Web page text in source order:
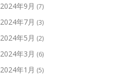
2024年9月 (7)
2024年7月 (3)
2024年5月 (2)
2024年3月 (6)
2024年1月 (5)